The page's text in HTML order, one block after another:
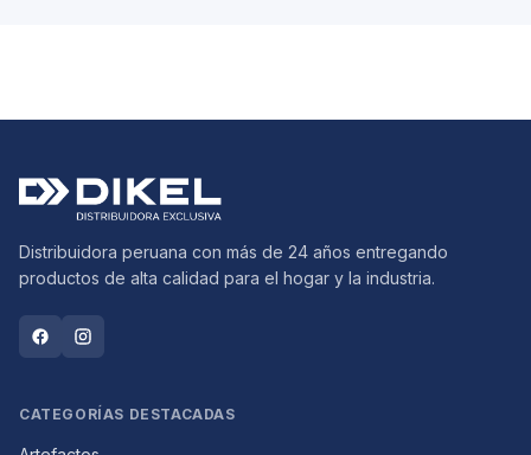
Distribuidora peruana con más de 24 años entregando
productos de alta calidad para el hogar y la industria.
CATEGORÍAS DESTACADAS